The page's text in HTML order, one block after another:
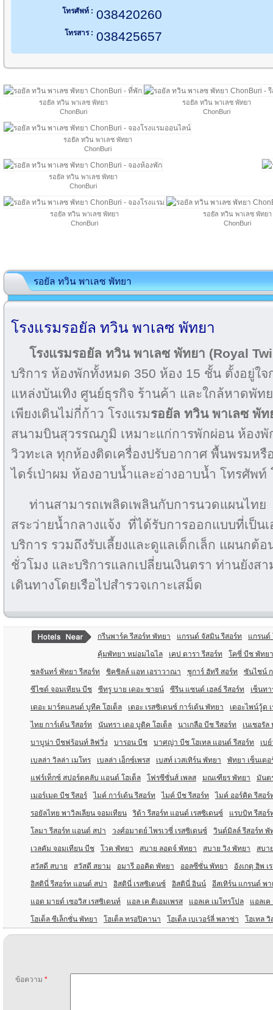
โทรศัพท์ : 038420260
โทรสาร : 038425657
รอยัล ทวิน พาเลซ พัทยา
ChonBuri
รอยัล ทวิน พาเลซ พัทยา
ChonBuri
รอยัล ทวิน พาเลซ พัทยา
ChonBuri
รอยัล ทวิน พาเลซ พัทยา
ChonBuri
รอยัล ทวิน พาเลซ พัทยา
ChonBuri
รอยัล ทวิน พาเลซ พัทยา
ChonBuri
รอยัล ทวิน พาเลซ พัทยา
โรงแรมรอยัล ทวิน พาเลซ พัทยา
โรงแรมรอยัล ทวิน พาเลซ พัทยา (Royal
บริการ ห้องพักทั้งหมด 350 ห้อง 15 ชั้น ตั้งอยู่ใจ
แหล่งบันเทิง ศูนย์ธุรกิจ ร้านค้า และใกล้หาดพัท
เพียงเดินไม่กี่ก้าว โรงแรมรอยัล ทวิน พาเลซ พัท
สนามบินสุวรรณภูมิ เหมาะแก่การพักผ่อน ห้องพั
วิวทะเล ทุกห้องติดเครื่องปรับอากาศ พื้นพรมหรื
ไดร์เป่าผม ห้องอาบน้ำและอ่างอาบน้ำ โทรศัพท์
ท่านสามารถเพลิดเพลินกับการนวดแผนไท
สระว่ายน้ำกลางแจ้ง ที่ได้รับการออกแบบที่เป็น
บริการ รวมถึงรับเลี้ยงและดูแลเด็กเล็ก แผนกต้
ชั่วโมง และบริการแลกเปลี่ยนเงินตรา ท่านยังส
เดินทางโดยเรือไปสำรวจเกาะเสม็ด
กรีนพาร์ค รีสอร์ท พัทยา แกรนด์ จัสมิน รีสอร์ท แกรนด์
คุ้มพัทยา หม่อมไฉไล เคป ดารา รีสอร์ท โคซี่ บีช พัทยา
ชลจันทร์ พัทยา รีสอร์ท ชิคชิลล์ แอท เอราวาณา ชูการ์ ฮัทรี สอร์ท ซันไชน์
ซีไซด์ จอมเทียน บีช ซีทรู บาย เดอะ ซายน์ ซีรีน แซนด์ เฮลธ์ รีสอร์ท เซ็นท
เดอะ มาร์คแลนด์ บูทีค โฮเต็ล เดอะ เรสซิเดนซ์ การ์เด้น พัทยา เดอะไพน์วู้ด
ไทย การ์เด้น รีสอร์ท นันทรา เดอ บูติค โฮเต็ล นาเกลือ บีช รีสอร์ท เนเชอรั
บาบูน่า บีชฟร้อนท์ ลิฟวิ่ง บารอน บีช บาศญ่า บีช โฮเทล แอนด์ รีสอร์ท เบ
เบลล่า วิลล่า เมโทร เบลล่า เอ็กซ์เพรส เบสท์ เวสเทิร์น พัทยา พัทยา เซ็นเตอ
แฟร์เท็กซ์ สปอร์ตคลับ แอนด์ โฮเต็ล โฟรซีซั่นส์ เพลส มณเฑียร พัทยา มันต
เมอร์เมด บีช รีสอร์ ไมค์ การ์เด้น รีสอร์ท ไมค์ บีช รีสอร์ท ไมค์ ออร์คิด รีสอร์
รอยัลไทย พาวิลเลียน จอมเทียน ริต้า รีสอร์ท แอนด์ เรสซิเดนซ์ แรบบิท รีสอร์
โลมา รีสอร์ท แอนด์ สปา วงศ์อมาตย์ ไพรเวซี่ เรสซิเดนซ์ วินด์มิลล์ รีสอร์ท พั
เวลคัม จอมเทียน บีช โวค พัทยา สบาย ลอดจ์ พัทยา สบาย วิง พัทยา สบา
สวัสดี สบาย สวัสดี สยาม อมารี ออคิด พัทยา ออลซีซั่น พัทยา อังเกตุ ฮิพ เ
อิสตินี่ รีสอร์ท แอนด์ สปา อิสตินี่ เรสซิเดนซ์ อิสตินี่ อินน์ อีสเทิร์น แกรนด์ พา
แอด มายด์ เซอวิส เรสซิเดนท์ แอล เค ดิเอมเพรส แอลเค เมโทรโปล แอลเค
โฮเต็ล ซีเล็กชั่น พัทยา โฮเต็ล ทรอปิคานา โฮเต็ล เบเวอร์ลี่ พลาซ่า โฮเทล
ข้อความ *